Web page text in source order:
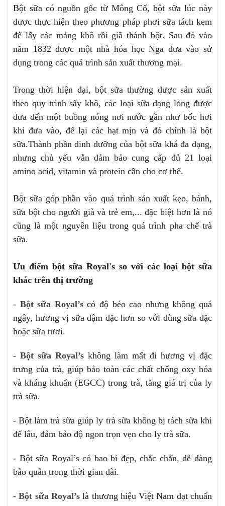
Bột sữa có nguồn gốc từ Mông Cổ, bột sữa lúc này
được thực hiện theo phương pháp phơi sữa tách kem
để lấy các mảng khô rồi giã thành bột. Sau đó vào
năm 1832 được một nhà hóa học Nga đưa vào sử
dụng trong các quá trình sản xuất thương mại.
Trong thời hiện đại, bột sữa thường được sản xuất
theo quy trình sấy khô, các loại sữa dạng lỏng được
đưa đến một buồng nóng nơi nước gần như bốc hơi
khi đưa vào, để lại các hạt mịn và đó chính là bột
sữa.Thành phần dinh dưỡng của bột sữa khá đa dạng,
nhưng chủ yếu vẫn đảm bảo cung cấp đủ 21 loại
amino acid, vitamin và protein cần cho cơ thể.
Bột sữa góp phần vào quá trình sản xuất kẹo, bánh,
sữa bột cho người già và trẻ em,... đặc biệt hơn là nó
cũng là một nguyên liệu trong quá trình pha chế trà
sữa.
Ưu điểm bột sữa Royal's so với các loại bột sữa
khác trên thị trường
- Bột sữa Royal’scó độ béo cao nhưng không quá
ngậy, hương vị sữa đậm đặc hơn so với dùng sữa đặc
hoặc sữa tươi.
- Bột sữa Royal’s không làm mất đi hương vị đặc
trưng của trà, giúp bảo toàn các chất chống oxy hóa
và kháng khuẩn (EGCC) trong trà, tăng giá trị của ly
trà sữa.
- Bột làm trà sữa giúp ly trà sữa không bị tách sữa khi
để lâu, đảm bảo độ ngon trọn vẹn cho ly trà sữa.
- Bột sữa Royal’s có bao bì đẹp, chắc chắn, dễ dàng
bảo quản trong thời gian dài.
-Bột sữa Royal’slà thương hiệu Việt Nam đạt chuẩn